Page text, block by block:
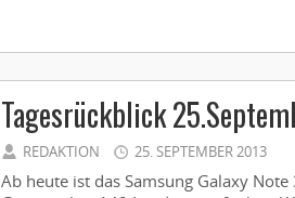
Tagesrückblick
REDAKTION 25. SEPTEMBER 2013
Ab heute ist das Samsung Galaxy